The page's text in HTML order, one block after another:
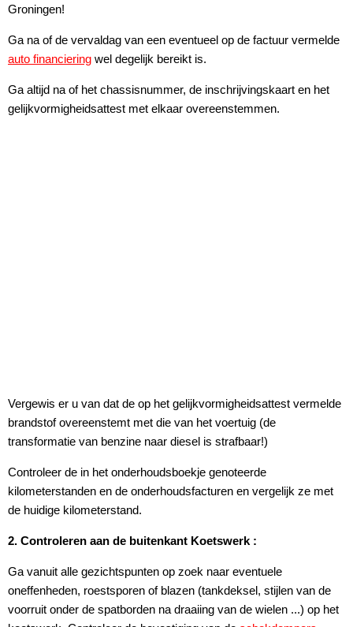
Groningen!
Ga na of de vervaldag van een eventueel op de factuur vermelde
auto financiering wel degelijk bereikt is.
Ga altijd na of het chassisnummer, de inschrijvingskaart en het
gelijkvormigheidsattest met elkaar overeenstemmen.
Vergewis er u van dat de op het gelijkvormigheidsattest vermelde
brandstof overeenstemt met die van het voertuig (de
transformatie van benzine naar diesel is strafbaar!)
Controleer de in het onderhoudsboekje genoteerde
kilometerstanden en de onderhoudsfacturen en vergelijk ze met
de huidige kilometerstand.
2. Controleren aan de buitenkant Koetswerk :
Ga vanuit alle gezichtspunten op zoek naar eventuele
oneffenheden, roestsporen of blazen (tankdeksel, stijlen van de
voorruit onder de spatborden na draaiing van de wielen ...) op het